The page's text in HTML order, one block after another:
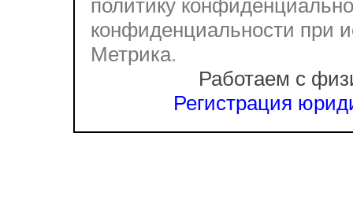
политику
конфиденциальности при
Метрика.
Работаем с
Регистрация